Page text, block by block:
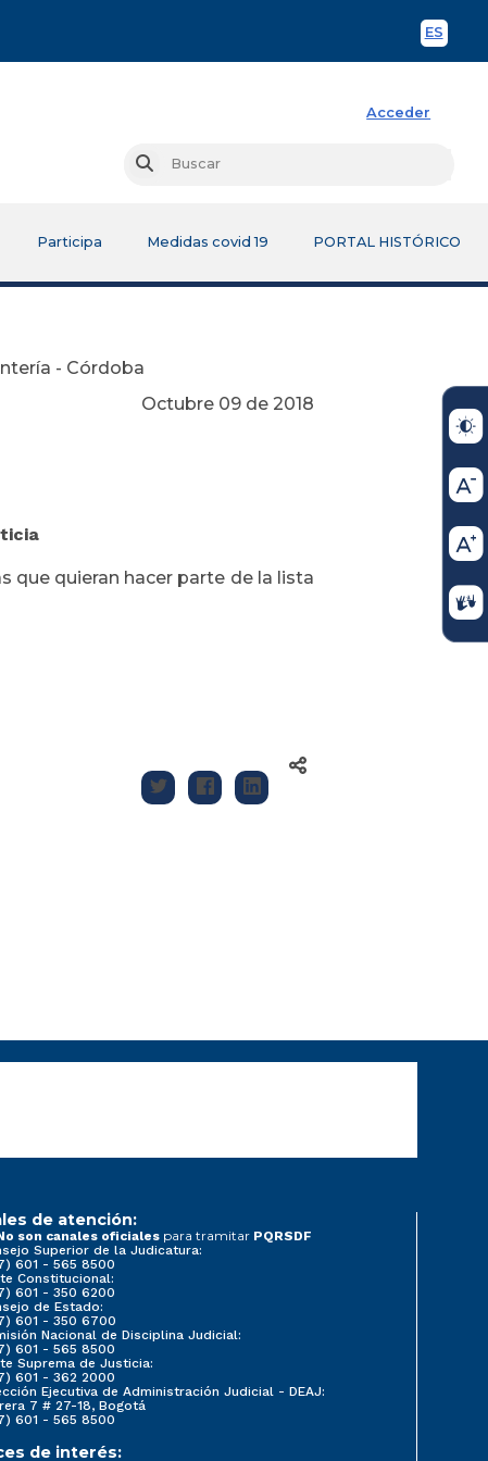
ES
Acceder
Buscar
Participa Medidas covid 19 PORTAL HISTÓRICO
- Córdoba
Octubre 09 de 2018
que quieran hacer parte de la lista
de atención:
son canales oficiales para tramitar PQRSDF
Superior de la Judicatura:
601 - 565 8500
Constitucional:
601 - 350 6200
de Estado:
601 - 350 6700
Nacional de Disciplina Judicial:
601 - 565 8500
Suprema de Justicia:
601 - 362 2000
Ejecutiva de Administración Judicial - DEAJ:
7 # 27-18, Bogotá
601 - 565 8500
de interés: